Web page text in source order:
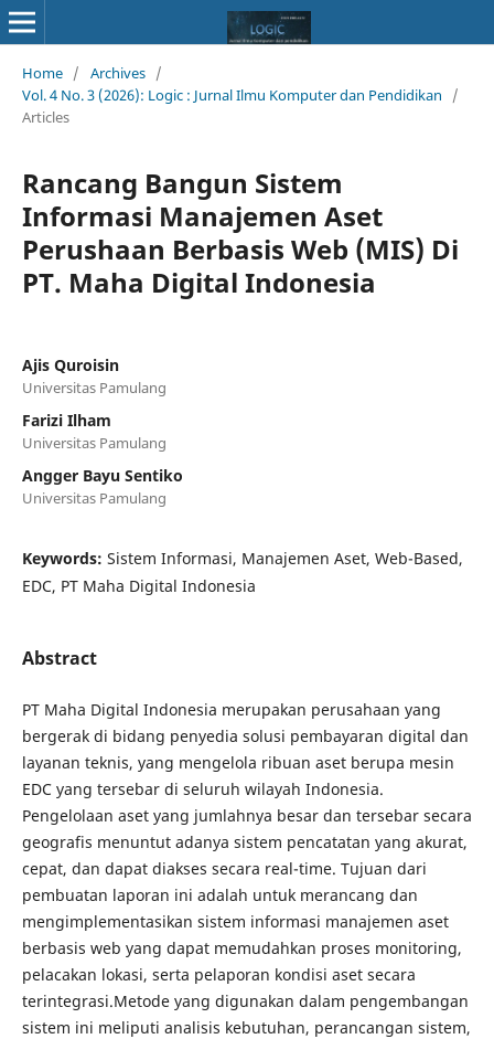
Home / Archives /
Vol. 4 No. 3 (2026): Logic : Jurnal Ilmu Komputer dan Pendidikan
/
Articles
Rancang Bangun Sistem
Informasi Manajemen Aset
Perushaan Berbasis Web (MIS) Di
PT. Maha Digital Indonesia
Ajis Quroisin
Universitas Pamulang
Farizi Ilham
Universitas Pamulang
Angger Bayu Sentiko
Universitas Pamulang
Keywords: Sistem Informasi, Manajemen Aset, Web-Based,
EDC, PT Maha Digital Indonesia
Abstract
PT Maha Digital Indonesia merupakan perusahaan yang
bergerak di bidang penyedia solusi pembayaran digital dan
layanan teknis, yang mengelola ribuan aset berupa mesin
EDC yang tersebar di seluruh wilayah Indonesia.
Pengelolaan aset yang jumlahnya besar dan tersebar secara
geografis menuntut adanya sistem pencatatan yang akurat,
cepat, dan dapat diakses secara real-time. Tujuan dari
pembuatan laporan ini adalah untuk merancang dan
mengimplementasikan sistem informasi manajemen aset
berbasis web yang dapat memudahkan proses monitoring,
pelacakan lokasi, serta pelaporan kondisi aset secara
terintegrasi.Metode yang digunakan dalam pengembangan
sistem ini meliputi analisis kebutuhan, perancangan sistem,